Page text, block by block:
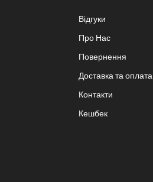
Відгуки
Про Нас
Повернення
Доставка та оплата
Контакти
Кешбек